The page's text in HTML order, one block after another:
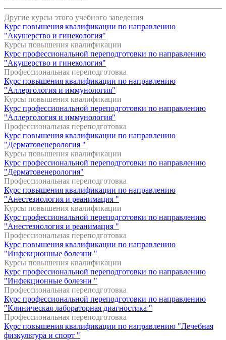
Другие курсы этого учебного заведения
Курс повышения квалификации по направлению
"Акушерство и гинекология"
Курсы повышения квалификации
Курс профессиональной переподготовки по направлению
"Акушерство и гинекология"
Профессиональная переподготовка
Курс повышения квалификации по направлению
"Аллергология и иммунология"
Курсы повышения квалификации
Курс профессиональной переподготовки по направлению
"Аллергология и иммунология"
Профессиональная переподготовка
Курс повышения квалификации по направлению
"Дерматовенерология "
Курсы повышения квалификации
Курс профессиональной переподготовки по направлению
"Дерматовенерология"
Профессиональная переподготовка
Курс повышения квалификации по направлению
"Анестезиология и реанимация "
Курсы повышения квалификации
Курс профессиональной переподготовки по направлению
"Анестезиология и реанимация "
Профессиональная переподготовка
Курс повышения квалификации по направлению
"Инфекционные болезни "
Курсы повышения квалификации
Курс профессиональной переподготовки по направлению
"Инфекционные болезни "
Профессиональная переподготовка
Курс профессиональной переподготовки по направлению
"Клиническая лабораторная диагностика "
Профессиональная переподготовка
Курс повышения квалификации по направлению "Лечебная
физкультура и спорт "